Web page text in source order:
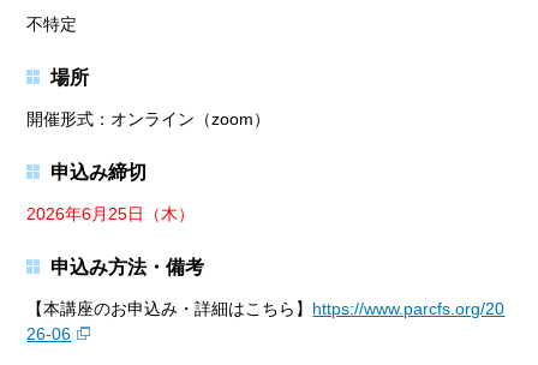
不特定
場所
開催形式：オンライン（zoom）
申込み締切
2026年6月25日（木）
申込み方法・備考
【本講座のお申込み・詳細はこちら】 https://www.parcfs.org/20
26-06